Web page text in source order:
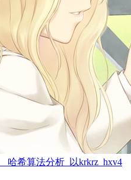
哈希算法分析_以krkrz_hxv4